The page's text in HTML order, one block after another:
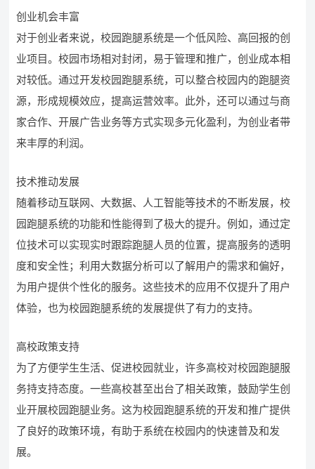
创业机会丰富
对于创业者来说，校园跑腿系统是一个低风险、高回报的创
业项目。校园市场相对封闭，易于管理和推广，创业成本相
对较低。通过开发校园跑腿系统，可以整合校园内的跑腿资
源，形成规模效应，提高运营效率。此外，还可以通过与商
家合作、开展广告业务等方式实现多元化盈利，为创业者带
来丰厚的利润。
技术推动发展
随着移动互联网、大数据、人工智能等技术的不断发展，校
园跑腿系统的功能和性能得到了极大的提升。例如，通过定
位技术可以实现实时跟踪跑腿人员的位置，提高服务的透明
度和安全性；利用大数据分析可以了解用户的需求和偏好，
为用户提供个性化的服务。这些技术的应用不仅提升了用户
体验，也为校园跑腿系统的发展提供了有力的支持。
高校政策支持
为了方便学生生活、促进校园就业，许多高校对校园跑腿服
务持支持态度。一些高校甚至出台了相关政策，鼓励学生创
业开展校园跑腿业务。这为校园跑腿系统的开发和推广提供
了良好的政策环境，有助于系统在校园内的快速普及和发
展。